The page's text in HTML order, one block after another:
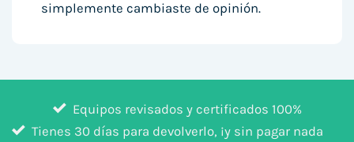
simplemente cambiaste de opinión.
Equipos revisados y certificados 100%
Tienes 30 días para devolverlo, ¡y sin pagar nada